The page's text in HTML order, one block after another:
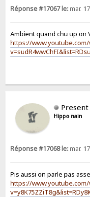
Réponse #17067 le:mar.
Ambient quand chu up on
https://www.youtube.com/
Present
Hippo nain
Réponse #17068 le:mar.
Pis aussi on parle pas
https://www.youtube.com/